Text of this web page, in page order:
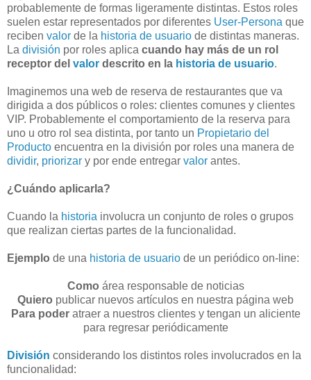
probablemente de formas ligeramente distintas. Estos roles
suelen estar representados por diferentes User-Persona que
reciben valor de la historia de usuario de distintas maneras.
La división por roles aplica cuando hay más de un rol
receptor del valor descrito en la historia de usuario.
Imaginemos una web de reserva de restaurantes que va
dirigida a dos públicos o roles: clientes comunes y clientes
VIP. Probablemente el comportamiento de la reserva para
uno u otro rol sea distinta, por tanto un Propietario del
Producto encuentra en la división por roles una manera de
dividir, priorizar y por ende entregar valor antes.
¿Cuándo aplicarla?
Cuando la historia involucra un conjunto de roles o grupos
que realizan ciertas partes de la funcionalidad.
Ejemplo de una historia de usuario de un periódico on-line:
Como área responsable de noticias
Quiero publicar nuevos artículos en nuestra página web
Para poderatraer a nuestros clientes y tengan un aliciente
para regresar periódicamente
División considerando los distintos roles involucrados en la
funcionalidad: